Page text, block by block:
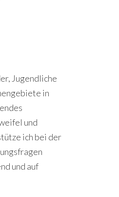
Jugendliche
in
und
ich bei der
und auf